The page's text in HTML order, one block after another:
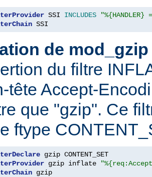
SSI INCLUDES
SSI
de
du filtre
tête Accept-
que "gzip". Ce
ftype
gzip inflate
gzip